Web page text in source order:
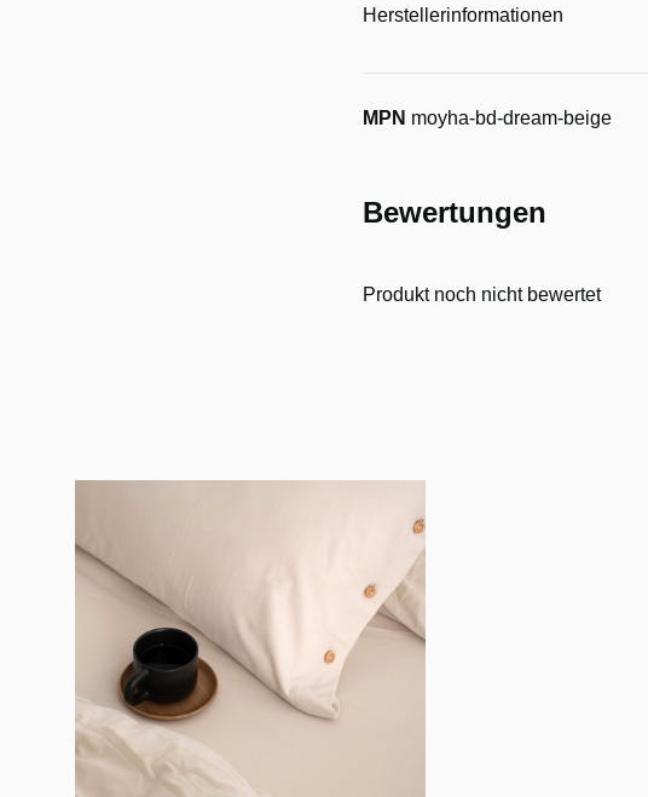
Herstellerinformationen
MPN moyha-bd-dream-beige
Bewertungen
Produkt noch nicht bewertet